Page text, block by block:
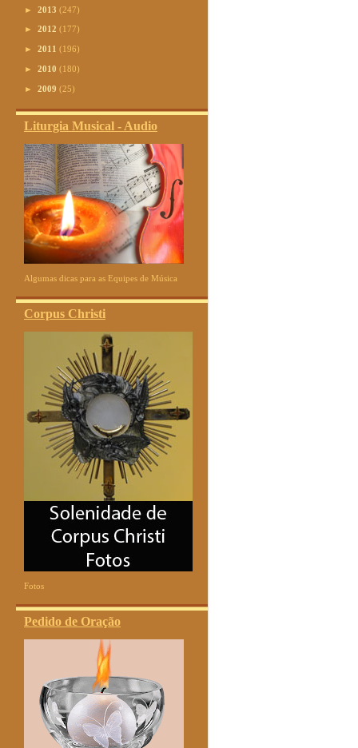
► 2013 (247)
► 2012 (177)
► 2011 (196)
► 2010 (180)
► 2009 (25)
Liturgia Musical - Audio
Algumas dicas para as Equipes de Música
Corpus Christi
Fotos
Pedido de Oração